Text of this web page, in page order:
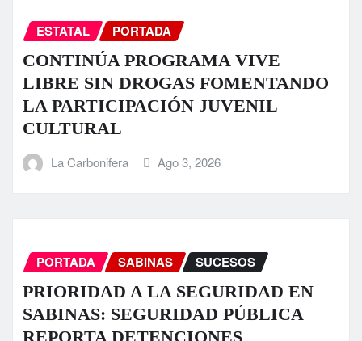
ESTATAL PORTADA
CONTINÚA PROGRAMA VIVE
LIBRE SIN DROGAS FOMENTANDO
LA PARTICIPACIÓN JUVENIL
CULTURAL
La Carbonifera Ago 3, 2026
PORTADA SABINAS SUCESOS
PRIORIDAD A LA SEGURIDAD EN
SABINAS: SEGURIDAD PÚBLICA
REPORTA DETENCIONES